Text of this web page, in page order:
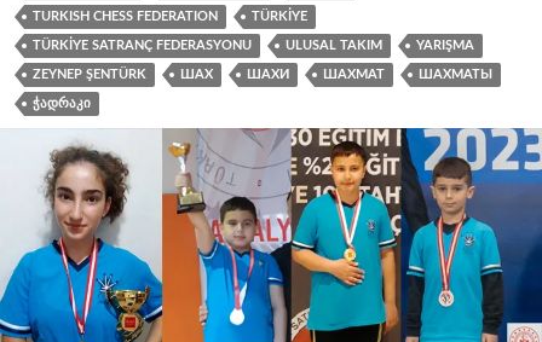
TURKISH CHESS FEDERATION TÜRKIYE
TÜRKIYE SATRANÇ FEDERASYONU ULUSAL TAKIM YARIŞMA
ZEYNEP ŞENTÜRK ШАХ ШАХИ ШАХМАТ ШАХМАТЫ
ᲭᲐᲓᲠᲐᲙᲘ